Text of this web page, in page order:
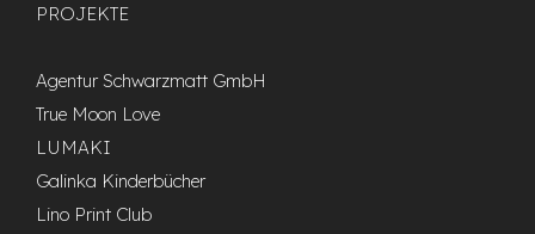
PROJEKTE
Agentur Schwarzmatt GmbH
True Moon Love
LUMAKI
Galinka Kinderbücher
Lino Print Club